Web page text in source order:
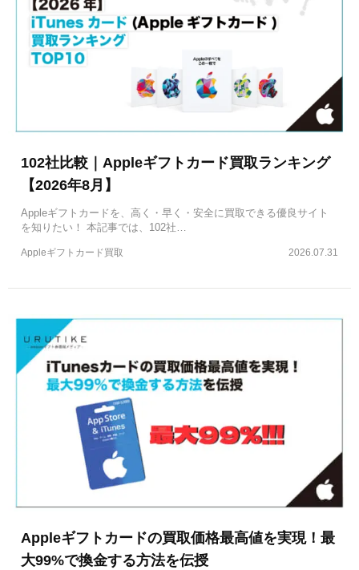
102社比較｜Appleギフトカード買取ランキング
【2026年8月】
Appleギフトカードを、高く・早く・安全に買取できる優良サイト
を知りたい！ 本記事では、102社…
2026.07.31
Appleギフトカード買取
Appleギフトカードの買取価格最高値を実現！最
大99%で換金する方法を伝授